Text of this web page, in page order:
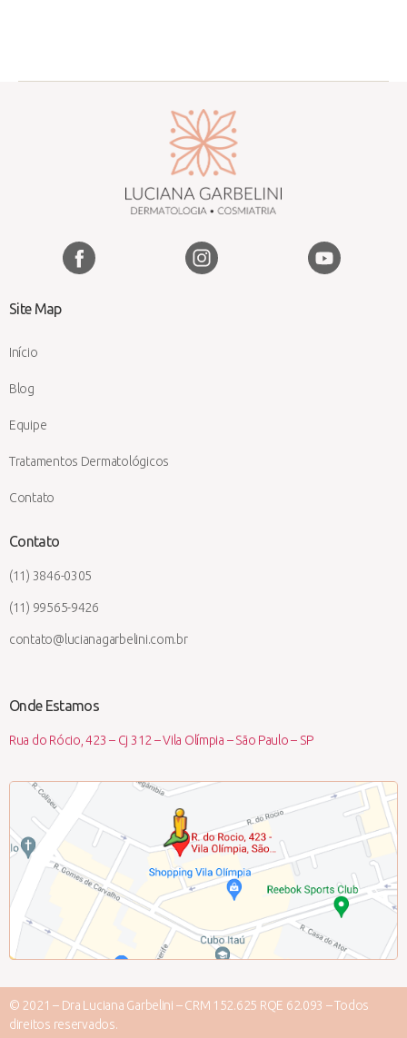
Site Map
Início
Blog
Equipe
Tratamentos Dermatológicos
Contato
Contato
(11) 3846-0305
(11) 99565-9426
contato@lucianagarbelini.com.br
Onde Estamos
Rua do Rócio, 423 – Cj 312 – Vila Olímpia – São Paulo – SP
© 2021 – Dra Luciana Garbelini – CRM 152.625 RQE 62.093 – Todos
direitos reservados.